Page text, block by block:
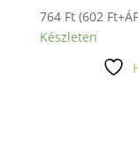
764 Ft (602 Ft
Készleten